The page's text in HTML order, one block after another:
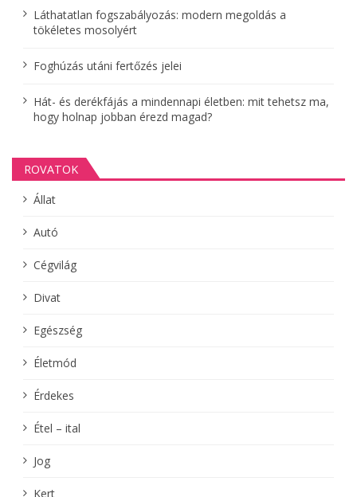
óLáthatatlan fogszabályozás: modern megoldás a
tökéletes mosolyért
Foghúzás utáni fertőzés jelei
Hát- és derékfájás a mindennapi életben: mit tehetsz ma,
hogy holnap jobban érezd magad?
ROVATOK
Állat
Autó
Cégvilág
Divat
Egészség
Életmód
Érdekes
Étel – ital
Jog
Kert